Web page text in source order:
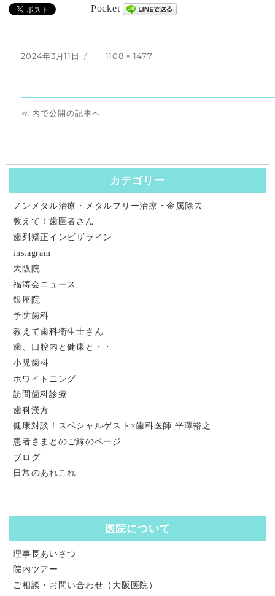
Pocket
投
2024年3月11日
フ
1108 × 1477
投
稿
ナ
ゲ
ー
シ
ョ
ン
内で公開
カテゴリー
ノンメタル治療・メタルフリー治療・金属除去
教えて！歯医者さん
歯列矯正インビザライン
instagram
大阪院
福涛会ニュース
銀座院
予防歯科
教えて歯科衛生士さん
歯、口腔内と健康と・・
小児歯科
ホワイトニング
訪問歯科診療
歯科漢方
健康対談！スペシャルゲスト×歯科医師 平澤裕之
患者さまとのご縁のページ
ブログ
日常のあれこれ
医院について
理事長あいさつ
院内ツアー
ご相談・お問い合わせ（大阪医院）